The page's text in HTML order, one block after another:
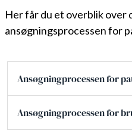
Her får du et overblik over
ansøgningsprocessen for
Ansøgningprocessen for
Ansøgningprocessen for